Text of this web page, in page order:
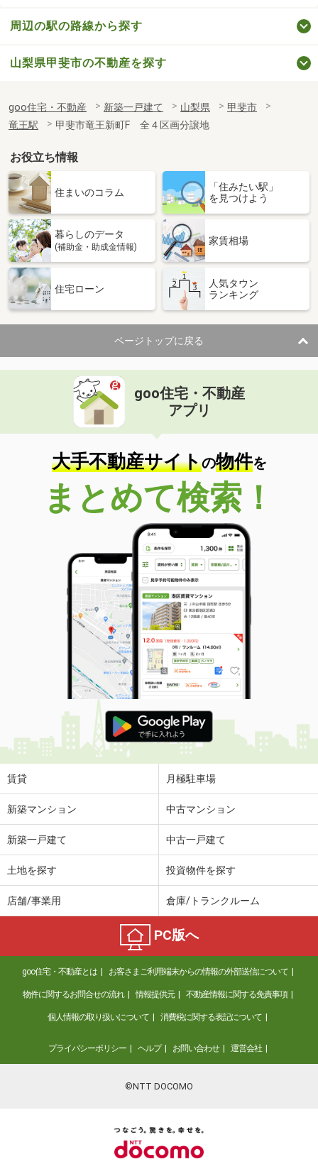
周辺の駅の路線から探す
山梨県甲斐市の不動産を探す
goo住宅・不動産 新築一戸建て 山梨県
甲斐市
竜王駅
甲斐市竜王新町F 全４区画分譲地
お役立ち情報
住まいのコラム
「住みたい駅」
を見つけよう
暮らしのデータ
(補助金・助成金情報)
家賃相場
住宅ローン
人気タウン
ランキング
ページトップに戻る
goo住宅・不動産
アプリ
大手不動産サイトの物件を
まとめて検索！
賃貸 月極駐車場
新築マンション 中古マンション
新築一戸建て 中古一戸建て
土地を探す 投資物件を探す
店舗/事業用 倉庫/トランクルーム
PC版へ
goo住宅・不動産とは お客さまご利用端末からの情報の外部送信について
物件に関するお問合せの流れ 情報提供元 不動産情報に関する免責事項
個人情報の取り扱いについて 消費税に関する表記について
プライバシーポリシー ヘルプ お問い合わせ 運営会社
©NTT DOCOMO